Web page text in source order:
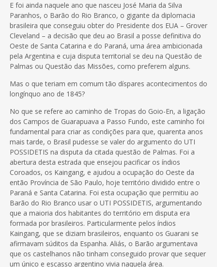
E foi ainda naquele ano que nasceu José Maria da Silva
Paranhos, o Barão do Rio Branco, o gigante da diplomacia
brasileira que conseguiu obter do Presidente dos EUA – Grover
Cleveland – a decisão que deu ao Brasil a posse definitiva do
Oeste de Santa Catarina e do Paraná, uma área ambicionada
pela Argentina e cuja disputa territorial se deu na Questão de
Palmas ou Questão das Missões, como preferem alguns.
Mas o que teriam em comum tão díspares acontecimentos do
longínquo ano de 1845?
No que se refere ao caminho de Tropas do Goio-En, a ligação
dos Campos de Guarapuava a Passo Fundo, este caminho foi
fundamental para criar as condições para que, quarenta anos
mais tarde, o Brasil pudesse se valer do argumento do UTI
POSSIDETIS na disputa da citada questão de Palmas. Foi a
abertura desta estrada que ensejou pacificar os índios
Coroados, os Kaingang, e ajudou a ocupação do Oeste da
então Província de São Paulo, hoje território dividido entre o
Paraná e Santa Catarina. Foi esta ocupação que permitiu ao
Barão do Rio Branco usar o UTI POSSIDETIS, argumentando
que a maioria dos habitantes do território em disputa era
formada por brasileiros. Particularmente pelos índios
Kaingang, que se diziam brasileiros, enquanto os Guarani se
afirmavam súditos da Espanha. Aliás, o Barão argumentava
que os castelhanos não tinham conseguido provar que sequer
um único e escasso argentino vivia naquela área.